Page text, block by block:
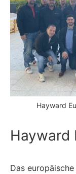
Hayward
Hayward
Das